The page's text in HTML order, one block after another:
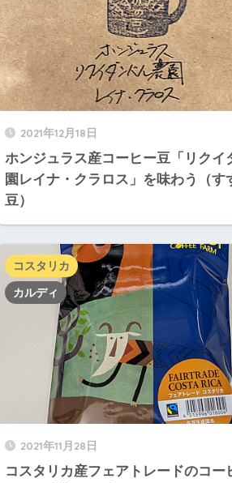
2021年12月18日
ホンジュラス産コーヒー豆「リクイ
園レイナ・クラロス」を味わう（す
豆）
2021年11月28日
コスタリカ産フェアトレードのコー
コスタリカ
カルディ